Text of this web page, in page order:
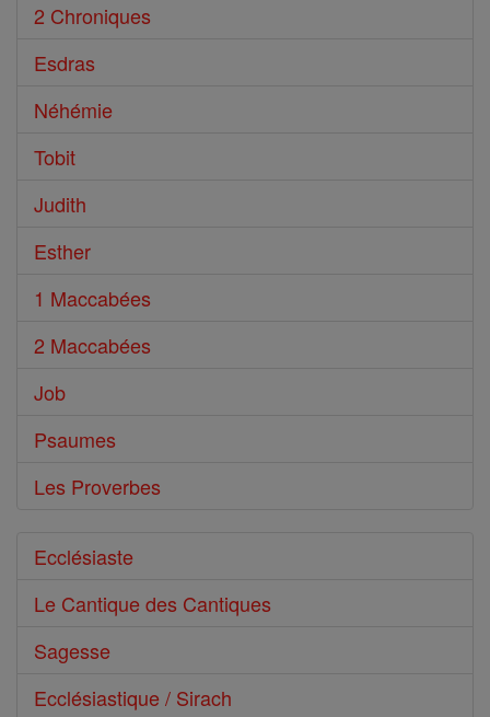
2 Chroniques
Esdras
Néhémie
Tobit
Judith
Esther
1 Maccabées
2 Maccabées
Job
Psaumes
Les Proverbes
Ecclésiaste
Le Cantique des Cantiques
Sagesse
Ecclésiastique / Sirach